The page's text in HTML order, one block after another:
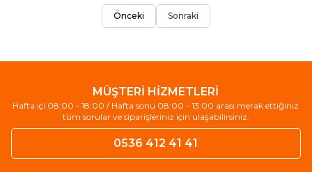
Önceki Sonraki
MÜŞTERİ HİZMETLERİ
Hafta içi 08:00 - 18:00 / Hafta sonu 08:00 - 13:00 arası merak ettiğiniz
tüm sorular ve siparişleriniz için ulaşabilirsiniz.
0536 412 41 41